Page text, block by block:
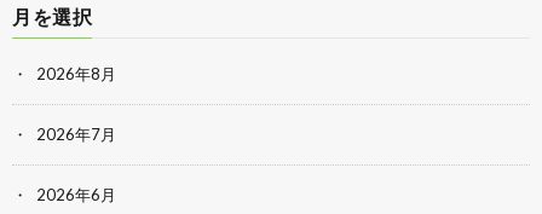
月を選択
2026年8月
2026年7月
2026年6月